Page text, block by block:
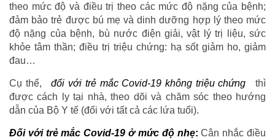
theo mức độ và điều trị theo các mức độ nặng của bệnh;
đảm bảo trẻ được bú mẹ và dinh dưỡng hợp lý theo mức
độ nặng của bệnh, bù nước điện giải, vật lý trị liệu, sức
khỏe tâm thần; điều trị triệu chứng: hạ sốt giảm ho, giảm
đau…
Cụ thể, đối với trẻ mắc Covid-19 không triệu chứng
thì
được cách ly tại nhà, theo dõi và chăm sóc theo hướng
dẫn của Bộ Y tế (đối với tất cả các lứa tuổi).
Đối với trẻ mắc Covid-19 ở mức độ nhẹ: Cân nhắc điều